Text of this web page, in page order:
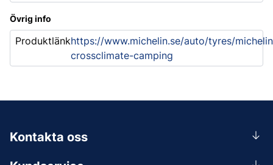
Övrig info
Produktlänkhttps://www.michelin.se/auto/tyres/
crossclimate-camping
Kontakta oss
0156-409 00